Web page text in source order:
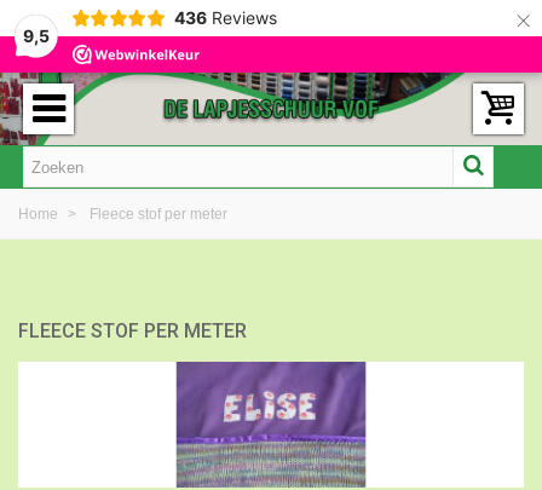
9,5
436 Reviews ×
Home > Fleece stof per meter
FLEECE STOF PER METER